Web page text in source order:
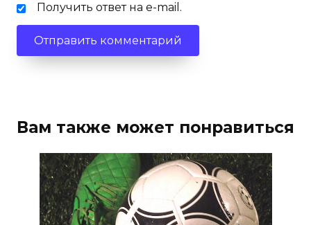
Получить ответ на e-mail.
Вам также может понравиться